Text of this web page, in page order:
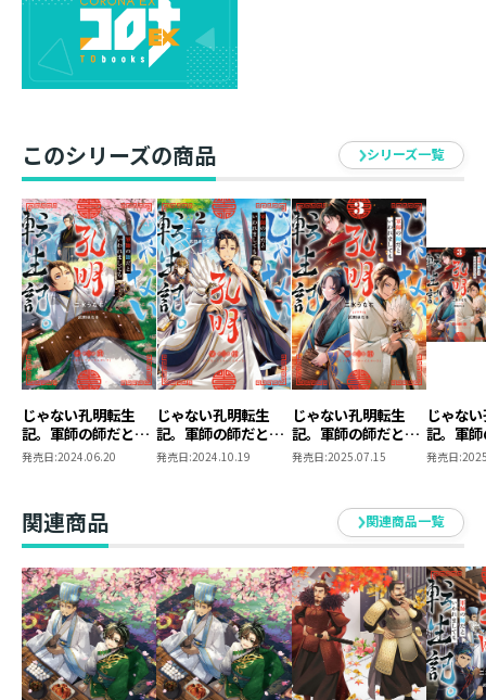
時は後漢末。
冴えない中年が転生したのは諸葛孔明……ではなく、胡
昭という字【ルビ：あざな】が同じなだけの別人だっ
た。
という柄でもないと彼は田舎での隠遁生活を決意する。
ところが、生活のために現代知識を使っているうちに、
名士としての声望はうなぎのぼり！
袁紹や曹操から熱烈に勧誘されるばかりか、門下で学び
たいと若き日の司馬懿や後の魏文帝・曹丕まで押しかけ
てくる。
平穏を守るため仕官回避に奔走するものの、逆に彼の存
在は歴史を揺るがすほどに大きくなっていくのであった
――。
言葉一つで気づかぬうちに天下を動かす！
昼行燈な在野の賢者による、勘違いだらけのスペクタク
ル三国志、開幕！
本作で第11回ネット小説大賞の小説賞を受賞し、作家デ
ビュー。
趣味は読書。ライトノベルと漫画を好む。
本棚の空きスペースがないため、最近は電子書籍になび
きはじめている。
歴史物を書くにあたって、県立図書館のありがたみを実
感する日々。
このシリーズの商品 シリーズ一覧
じゃない孔明転生
記。軍師の師だとい
われましても
発売日:2024.06.20
じゃない孔明転生
記。軍師の師だとい
われましても２
発売日:2024.10.19
じゃない孔明転生
記。軍師の師だとい
われましても３
発売日:2025.07.15
じゃな
記。軍
われま
小説第3
購入セ
付き】
発売日:
関連商品 関連商品一覧